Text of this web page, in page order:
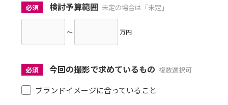
必須 検討予算範囲 未定の場合は「未定」
～ 万円
必須 今回の撮影で求めているもの 複数選択可
ブランドイメージに合っていること